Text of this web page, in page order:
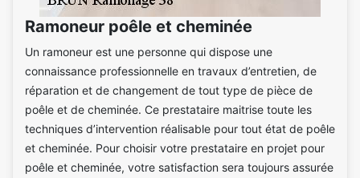
Ramoneur poêle et cheminée
Un ramoneur est une personne qui dispose une
connaissance professionnelle en travaux d’entretien, de
réparation et de changement de tout type de pièce de
poêle et de cheminée. Ce prestataire maitrise toute les
techniques d’intervention réalisable pour tout état de poêle
et cheminée. Pour choisir votre prestataire en projet pour
poêle et cheminée, votre satisfaction sera toujours assurée